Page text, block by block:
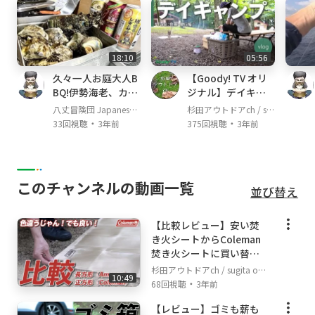
18:10
久々一人お庭大人B
BQ!伊勢海老、カ
キ、サザエで酒爆飲
み!!
八丈冒険団 Japanese F
isherman's TV
33回視聴・ 3年前
05:56
【Goody! TV オリ
ジナル】デイキャ
ンプのススメ。 Par
t3：食事・撤収編
杉田アウトドアch / su
gita outdoor channel
375回視聴・ 3年前
このチャンネルの動画一覧 並び替え
10:49
【比較レビュー】安い焚
き火シートからColeman
焚き火シートに買い替え
た結果。
杉田アウトドアch / sugita out
door channel
68回視聴 ・ 3年前
【レビュー】ゴミも薪も